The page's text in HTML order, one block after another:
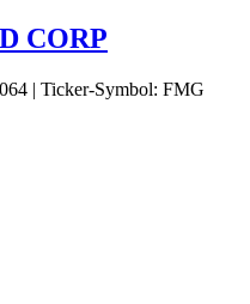
CORP
| Ticker-Symbol: FMG